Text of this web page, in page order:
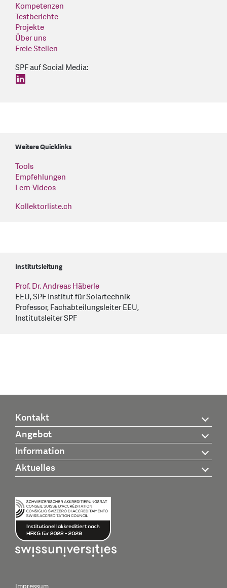
Kompetenzen
Testberichte
Projekte
Über uns
Freie Stellen
SPF auf Social Media:
find us on: linkedin
Weitere Quicklinks
Tools
Empfehlungen
Lern-Videos
Kollektorliste.ch
Institutsleitung
Prof. Dr. Andreas Häberle
EEU, SPF Institut für Solartechnik
Professor, Fachabteilungsleiter EEU,
Institutsleiter SPF
Kontakt
Angebot
Information
Aktuelles